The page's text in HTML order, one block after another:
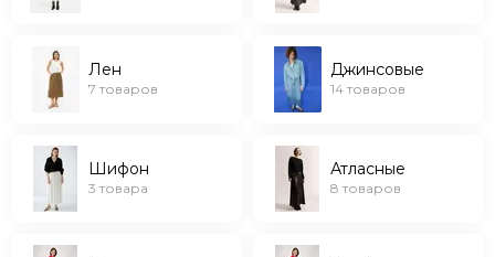
Вязаные длинные
Классические
Расклешенные
Ажурные
С разрезами
Летние
Зимние
Лен
7 товаров
Джинсовые
14 товаров
Шифон
3 товара
Атласные
8 товаров